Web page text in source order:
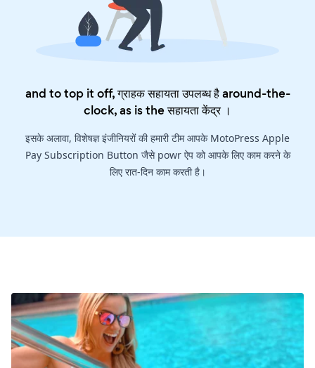
and to top it off, ग्राहक सहायता उपलब्ध है around-the-
clock, as is theसहायता केंद्र।
इसके अलावा, विशेषज्ञ इंजीनियरों की हमारी टीम आपके MotoPress Apple
Pay Subscription Button जैसे powr ऐप को आपके लिए काम करने के
लिए रात-दिन काम करती है।